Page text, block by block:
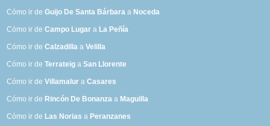
Cómo ir deGuijo De Santa Bárbara a Noceda
Cómo ir deCampo Lugar a La Peñía
Cómo ir deCalzadilla aVelilla
Cómo ir deTerrateig aSan Llorente
Cómo ir deVillamalur aCasares
Cómo ir de Rincón De Bonanza a Maguilla
Cómo ir de Las Norias a Peranzanes